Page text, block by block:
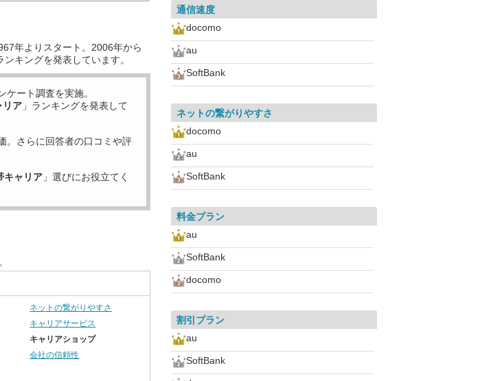
年よりスタート。2006年から
キングを発表しています。
ケート調査を実施。
リア 」ランキングを発表して
。さらに回答者の口コミや評
キャリア 」選びにお役立てく
ネットの繋がりやすさ
キャリアサービス
キャリアショップ
会社の信頼性
通信速度
docomo
au
SoftBank
ネットの繋がりやすさ
docomo
au
SoftBank
料金プラン
au
SoftBank
docomo
割引プラン
au
SoftBank